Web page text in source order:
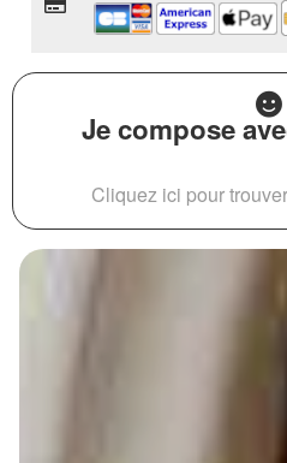
Je compose
Cliquez ici pour